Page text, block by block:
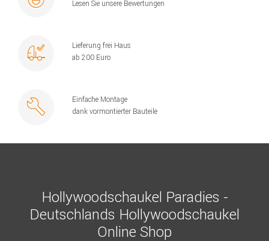
Lesen Sie unsere Bewertungen
Lieferung frei Haus
ab 200 Euro
Einfache Montage
dank vormontierter Bauteile
Hollywoodschaukel Paradies -
Deutschlands Hollywoodschaukel
Online Shop